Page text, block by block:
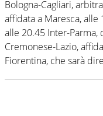
Bologna-Cagliari,
affidata a Maresca, alle
alle 20.45 Inter-
Cremonese-Lazio,
Fiorentina, che sarà